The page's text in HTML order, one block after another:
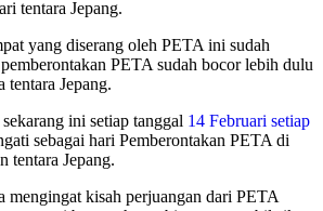
tentara Jepang.
yang diserang oleh PETA ini sudah
PETA sudah bocor lebih dulu
tentara Jepang.
ini setiap tanggal 14 Februari setiap
sebagai hari Pemberontakan PETA di
tentara Jepang.
mengingat kisah perjuangan dari PETA